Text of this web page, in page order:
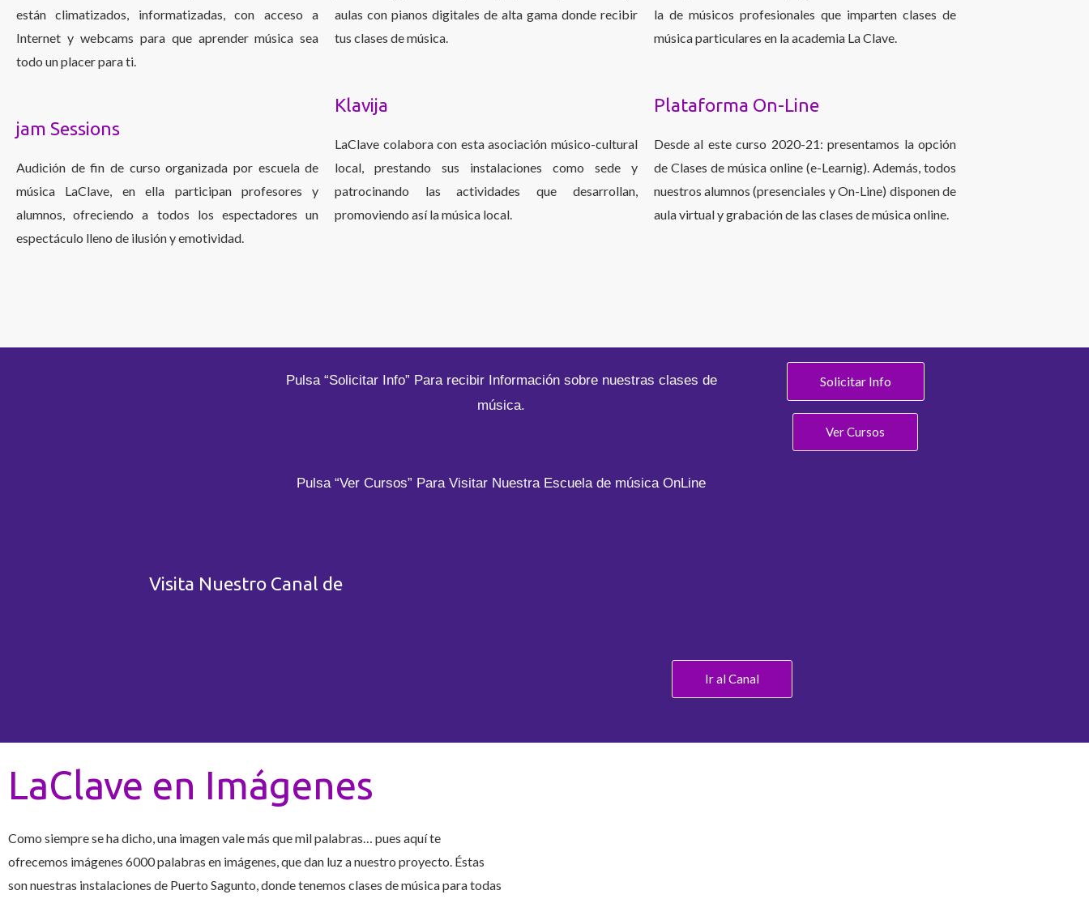
están climatizados, informatizadas, con acceso a
Internet y webcams para que aprender música sea
todo un placer para ti.
jam Sessions
Audición de fin de curso organizada por escuela de
música LaClave, en ella participan profesores y
alumnos, ofreciendo a todos los espectadores un
espectáculo lleno de ilusión y emotividad.
aulas con pianos digitales de alta gama donde recibir
tus clases de música.
Klavija
LaClave colabora con esta asociación músico-cultural
local, prestando sus instalaciones como sede y
patrocinando las actividades que desarrollan,
promoviendo así la música local.
la de músicos profesionales que imparten clases de
música particulares en la academia La Clave.
Plataforma On-Line
Desde al este curso 2020-21: presentamos la opción
de Clases de música online (e-Learnig). Además, todos
nuestros alumnos (presenciales y On-Line) disponen de
aula virtual y grabación de las clases de música online.
Pulsa “Solicitar Info” Para recibir Información sobre nuestras clases de
música.
Pulsa “Ver Cursos” Para Visitar Nuestra Escuela de música OnLine
Solicitar Info
Ver Cursos
Visita Nuestro Canal de
Ir al Canal
LaClave en Imágenes
Como siempre se ha dicho, una imagen vale más que mil palabras… pues aquí te
ofrecemos imágenes 6000 palabras en imágenes, que dan luz a nuestro proyecto. Éstas
son nuestras instalaciones de Puerto Sagunto, donde tenemos clases de música para todas